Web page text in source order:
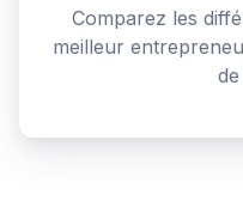
Comparez les
meilleur